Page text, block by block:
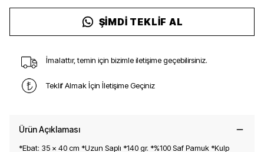
ŞIMDI TEKLIF AL
İmalattır, temin için bizimle iletişime geçebilirsiniz.
Teklif Almak İçin İletişime Geçiniz
Ürün Açıklaması
*Ebat: 35 x 40 cm *Uzun Saplı *140 gr. *%100 Saf Pamuk *Kulp